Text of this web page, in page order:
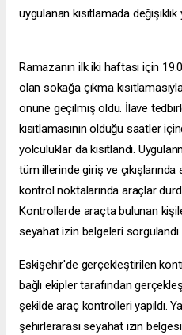
uygulanan kısıtlamada değişiklik
Ramazanın ilk iki haftası için
olan sokağa çıkma
önüne geçilmiş oldu. İlave
kısıtlamasının olduğu saatler
yolculuklar da kısıtlandı.
tüm illerinde giriş ve
kontrol noktalarında araçlar
Kontrollerde araçta bulunan
seyahat izin belgeleri sorgulandı.
Eskişehir'de gerçekleştirilen
bağlı ekipler tarafından
şekilde araç kontrolleri yapıldı.
şehirlerarası seyahat izin